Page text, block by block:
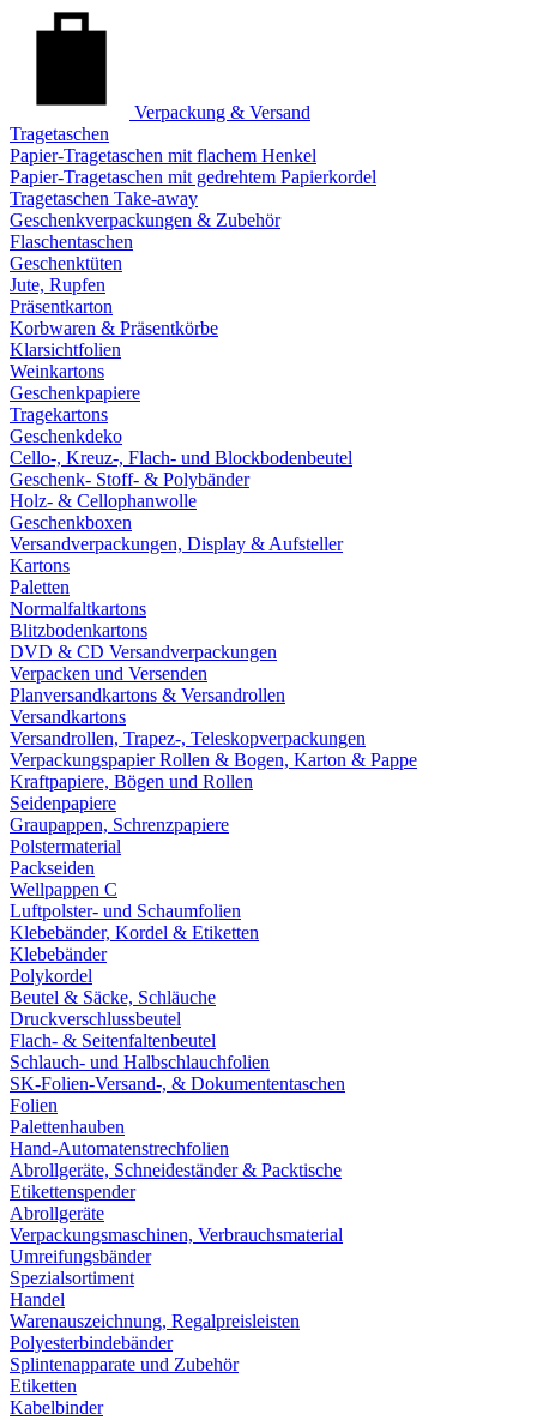
Verpackung & Versand
Tragetaschen
Papier-Tragetaschen mit flachem Henkel
Papier-Tragetaschen mit gedrehtem Papierkordel
Tragetaschen Take-away
Geschenkverpackungen & Zubehör
Flaschentaschen
Geschenktüten
Jute, Rupfen
Präsentkarton
Korbwaren & Präsentkörbe
Klarsichtfolien
Weinkartons
Geschenkpapiere
Tragekartons
Geschenkdeko
Cello-, Kreuz-, Flach- und Blockbodenbeutel
Geschenk- Stoff- & Polybänder
Holz- & Cellophanwolle
Geschenkboxen
Versandverpackungen, Display & Aufsteller
Kartons
Paletten
Normalfaltkartons
Blitzbodenkartons
DVD & CD Versandverpackungen
Verpacken und Versenden
Planversandkartons & Versandrollen
Versandkartons
Versandrollen, Trapez-, Teleskopverpackungen
Verpackungspapier Rollen & Bogen, Karton & Pappe
Kraftpapiere, Bögen und Rollen
Seidenpapiere
Graupappen, Schrenzpapiere
Polstermaterial
Packseiden
Wellpappen C
Luftpolster- und Schaumfolien
Klebebänder, Kordel & Etiketten
Klebebänder
Polykordel
Beutel & Säcke, Schläuche
Druckverschlussbeutel
Flach- & Seitenfaltenbeutel
Schlauch- und Halbschlauchfolien
SK-Folien-Versand-, & Dokumententaschen
Folien
Palettenhauben
Hand-Automatenstrechfolien
Abrollgeräte, Schneideständer & Packtische
Etikettenspender
Abrollgeräte
Verpackungsmaschinen, Verbrauchsmaterial
Umreifungsbänder
Spezialsortiment
Handel
Warenauszeichnung, Regalpreisleisten
Polyesterbindebänder
Splintenapparate und Zubehör
Etiketten
Kabelbinder